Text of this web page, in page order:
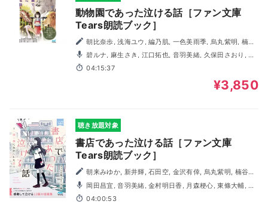
動物園であった泣ける話［ファン文庫
Tears朗読ブック］
朝比奈歩, 浅海ユウ, 編乃肌, 一色美雨季, 烏丸紫明, 楠谷
佑, 霜月りつ, 那識あきら, 猫屋ちゃき, 鳩見すた, 水城正太
郎, 溝口智子
碧ルナ, 麻生さき, 江口拓也, 音羽美緒, 久保田さおり, 酒
井孝祥, 篠崎愛, 藤井孝弘, 眞壁ゆみ, WAKASAYURI, わたな
べかずひろ
04:15:37
¥3,850
聴き放題対象
書店であった泣ける話［ファン文庫
Tears朗読ブック］
朝来みゆか, 新井輝, 石田空, 金沢有倖, 烏丸紫明, 楠谷佑,
澤ノ倉クナリ, 杉背よい, 遠原嘉乃, 猫屋ちゃき, 溝口智子, 迎
ラミン
養佑樹, 夢咲叶, WAKASAYURI
04:00:53